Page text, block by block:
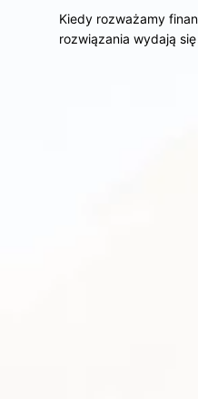
Kiedy rozważamy
rozwiązania wydają